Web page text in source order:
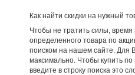
Как найти скидки на нужный
Чтобы не тратить силы, время
определенного товара по
поиском на нашем сайте. Для
максимально. Чтобы купить по
введите в строку поиска это